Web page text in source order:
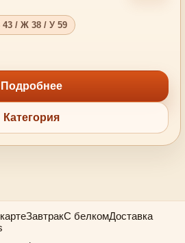
43 / Ж 38 / У 59
Подробнее
Категория
ЗавтракС белкомДоставка